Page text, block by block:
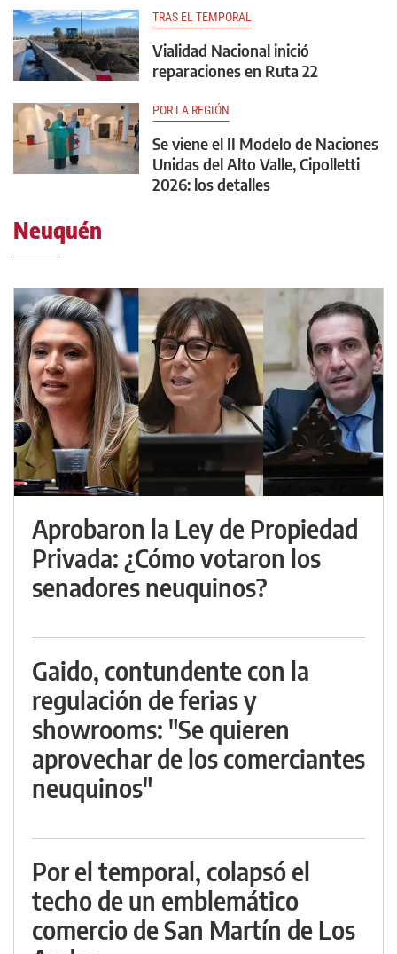
TRAS EL TEMPORAL
Vialidad Nacional inició
reparaciones en Ruta 22
POR LA REGIÓN
Se viene el II Modelo de Naciones
Unidas del Alto Valle, Cipolletti
2026: los detalles
Neuquén
Aprobaron la Ley de Propiedad
Privada: ¿Cómo votaron los
senadores neuquinos?
Gaido, contundente con la
regulación de ferias y
showrooms: "Se quieren
aprovechar de los comerciantes
neuquinos"
Por el temporal, colapsó el
techo de un emblemático
comercio de San Martín de Los